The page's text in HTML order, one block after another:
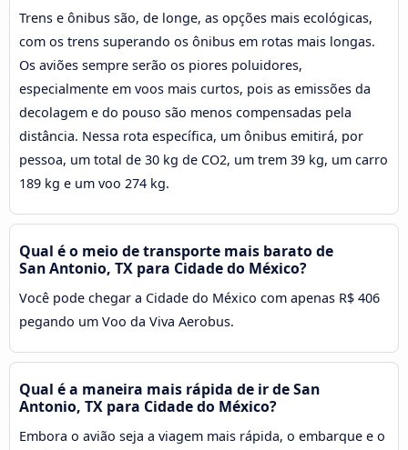
Trens e ônibus são, de longe, as opções mais ecológicas,
com os trens superando os ônibus em rotas mais longas.
Os aviões sempre serão os piores poluidores,
especialmente em voos mais curtos, pois as emissões da
decolagem e do pouso são menos compensadas pela
distância. Nessa rota específica, um ônibus emitirá, por
pessoa, um total de 30 kg de CO2, um trem 39 kg, um carro
189 kg e um voo 274 kg.
Qual é o meio de transporte mais barato de
San Antonio, TX para Cidade do México?
Você pode chegar a Cidade do México com apenas R$ 406
pegando um Voo da Viva Aerobus.
Qual é a maneira mais rápida de ir de San
Antonio, TX para Cidade do México?
Embora o avião seja a viagem mais rápida, o embarque e o